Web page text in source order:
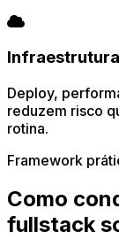
Deploy,
reduzem risco
rotina.
Framework
Como
fullstack